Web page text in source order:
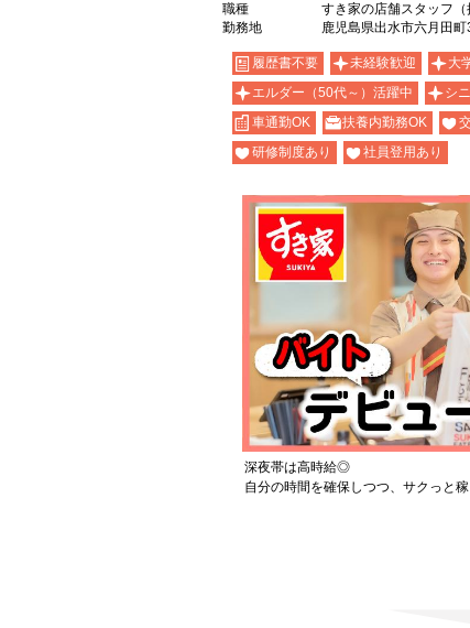
職種
すき家の店舗スタッフ（
勤務地
鹿児島県出水市六月田
履歴書不要 未経験歓迎 大
エルダー（50代～）活躍中
シ
車通勤OK
扶養内勤務OK
研修制度あり
社員登用あり
深夜帯は高時給◎
自分の時間を確保しつつ、サクっと